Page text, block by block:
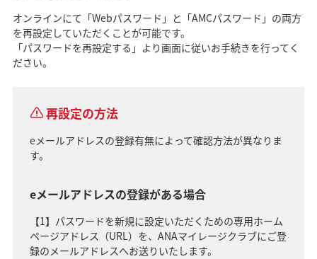
オンラインにて「Webパスワード」と「AMCパスワード」の両方
を再設定していただくことが可能です。
「パスワードを再設定する」より画面に従いお手続きを行ってく
ださい。
再設定の方法
eメールアドレスの登録有無によって確認方法が異なりま
す。
eメールアドレスの登録がある場合
【1】パスワードを新規に設定いただくための専用ホーム
ページアドレス（URL）を、ANAマイレージクラブにご登
録のメールアドレスへお送りいたします。